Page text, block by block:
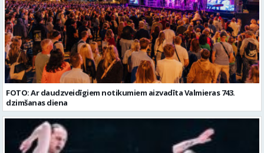
FOTO: Ar daudzveidīgiem notikumiem aizvadīta Valmieras 743.
dzimšanas diena